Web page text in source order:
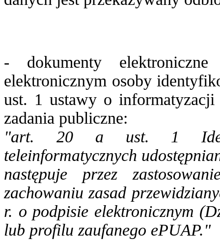
- dokumenty
elektronicznym osoby
ust. 1 ustawy o informatyzacji
zadania publiczne:
"art. 20 a ust. 1
teleinformatycznych
następuje przez
zachowaniu zasad
r. o podpisie elektronicznym
lub profilu zaufanego ePUAP."